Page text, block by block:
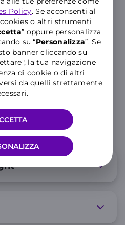
Policy. Se acconsenti al
o altri strumenti
” oppure personalizza
su “Personalizza”. Se
banner cliccando su
la tua navigazione
di cookie o di altri
da quelli strettamente